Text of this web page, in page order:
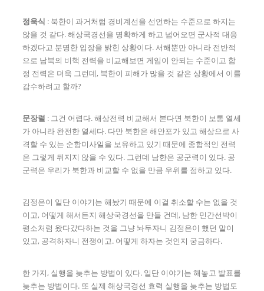
정욱식 : 북한이 과거처럼 경비계선을 선언하는 수준으로 하지는
않을 것 같다. 해상국경선을 명확하게 하고 넘어오면 군사적 대응
하겠다고 분명한 입장을 밝힌 상황이다. 서해뿐만 아니라 전반적
으로 남북의 비핵 전력을 비교해보면 게임이 안되는 수준이고 함
정 전력은 더욱 그런데, 북한이 피해가 많을 것 같은 상황에서 이를
감수하려고 할까?
문장렬 : 그건 어렵다. 해상전력 비교해서 본다면 북한이 보통 열세
가 아니라 완전한 열세다. 다만 북한은 해안포가 있고 해상으로 사
격할 수 있는 순항미사일을 보유하고 있기 때문에 종합적인 전력
은 그렇게 뒤지지 않을 수 있다. 그런데 남한은 공군력이 있다. 공
군력은 우리가 북한과 비교할 수 없을 만큼 우위를 점하고 있다.
김정은이 일단 이야기는 해놨기 때문에 이걸 취소할 수는 없을 것
이고, 어떻게 해서든지 해상국경선을 만들 건데, 남한 민간선박이
평소처럼 왔다갔다하는 것을 그냥 놔두자니 김정은이 했던 말이
있고, 공격하자니 전쟁이고. 어떻게 하자는 것인지 궁금하다.
한 가지, 실행을 늦추는 방법이 있다. 일단 이야기는 해놓고 발표를
늦추는 방법이다. 또 실제 해상국경선 효력 실행을 늦추는 방법도